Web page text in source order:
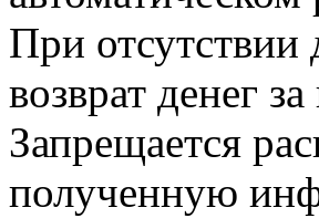
При отсутствии
возврат денег
Запрещается
полученную